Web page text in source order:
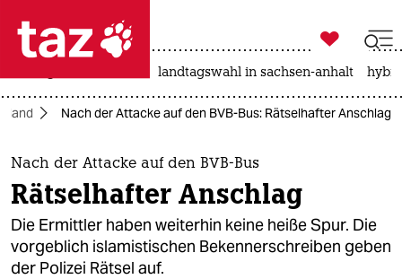
 taz zahl ich
taz zahl ich
themen
politik
öko

taz zahl ich
landtagswahl in sachsen-anhalt
Nach der Attacke auf den BVB-Bus: Rätselhafter Anschlag
Nach der Attacke auf den BVB-Bus
Rätselhafter Anschlag
Die Ermittler haben weiterhin keine heiße Spur. Die
vorgeblich islamistischen Bekennerschreiben geben
der Polizei Rätsel auf.